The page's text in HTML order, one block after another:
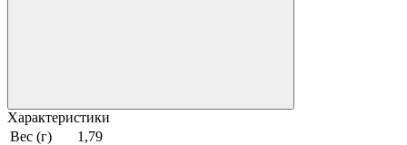
Характеристики
Вес (г)
1,79